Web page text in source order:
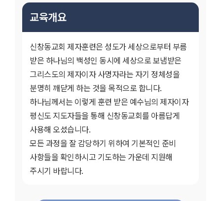
교육개요
신창동교회 제자훈련은 성도가 세상으로부터 부름
받은 하나님의 백성인 동시에 세상으로 보냄받은
그리스도의 제자이자 사명자라는 자기 정체성을
분명히 깨닫게 하는 것을 목적으로 합니다.
하나님께서는 이렇게 훈련 받은 예수님의 제자이자
평신도 지도자들을 통해 신창동교회를 아름답게
사용해 오셨습니다.
모든 과정을 잘 감당하기 위하여 기본적인 준비
사항들을 확인하시고 기도하는 가운데 지원해
주시기 바랍니다.